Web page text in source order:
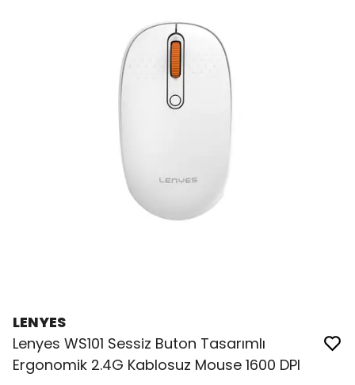
LENYES
Lenyes WS101 Sessiz Buton Tasarımlı
Ergonomik 2.4G Kablosuz Mouse 1600 DPI